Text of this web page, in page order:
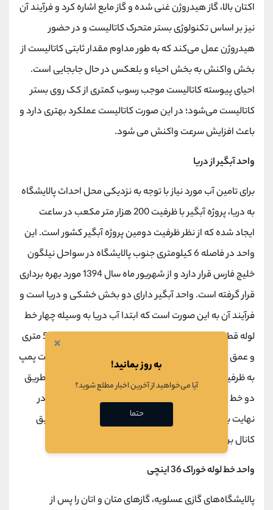
اکتان بالا، گاز هیدروژن غنی شده و گاز مایع اشاره کرد و فرآیند آن
نیز بر اساس تکنولوژی بستر متحرک کاتالیست و در حضور
هیدروژن عمل می‌کند که به طور مداوم مقدار ثابتی کاتالیست از
بخش واکنش به بخش احیاء و بلعکس در حال جابجایی است.
احیای پیوسته کاتالیست موجب رسوب کمتری از کک روی بستر
کاتالیست می‌شود؛ در این صورت کاتالیست عملکرد بهتری دارد و
باعث افزایش سرعت واکنش می شود.
واحد آبگیر از دریا
برای تامین آب مورد نیاز با توجه به نزدیکی محل احداث پالایشگاه
به دریا، پروژه آبگیر با ظرفیت 200 هزار متر مکعب در ساعت
ایجاد شده که از نظر ظرفیت دومین پروژه آبگیر کشور است. این
واحد در فاصله 6 کیلومتری جنوب پالایشگاه در سواحل نیلگون
خلیج فارس قرار دارد و از شهریور ماه سال 1394 مورد بهره برداری
قرار گرفته است. واحد آبگیر دارای دو بخش خشکی و دریا است و
فرآیند آن به این صورت است که ابتدا آب دریا به وسیله چهار خط
لوله قطور (هر یک به قطر 7/2متر) از فاصله یک‌هزار و 500 متری
و عمق 16 متری دریا به ساحل منتقل و سپس توسط هشت پمپ
به ظرفیت هر یک 12 هزار و 600 متر مکعب در ساعت و از طریق
دو خط لوله به قطر 2/2 متر به پالایشگاه انتقال می‌یابد و در
نهایت با رعایت تمام قوانین و ضوابط زیست‌محیطی از طریق
کانال برگشت به دریا بازگردانده می‌شود.
واحد خط لوله خوراک 36 اینچی
پالایشگاه‌های گازی عسلویه، گازهای متان و اتان را پس از
×
به روز بمانید!
آیا می‌خواهید از آخرین اخبار مطلع شوید؟
حتما